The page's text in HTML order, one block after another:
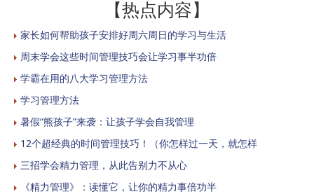
【热点内容】
家长如何帮助孩子安排好周六周日的学习与生活
周末学会这些时间管理技巧会让学习事半功倍
学霸在用的八大学习管理方法
学习管理方法
暑假“熊孩子”来袭：让孩子学会自我管理
12个超经典的时间管理技巧！（你怎样过一天，就怎样
三招学会精力管理，从此告别力不从心
《精力管理》：读懂它，让你的精力事倍功半